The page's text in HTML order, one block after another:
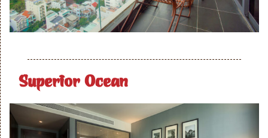
Superior Ocean